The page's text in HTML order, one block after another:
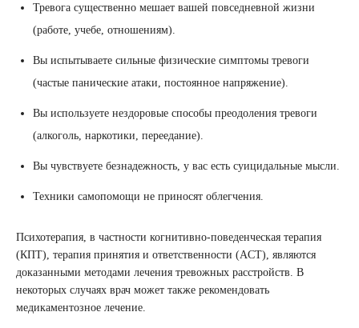
Тревога существенно мешает вашей повседневной жизни
(работе, учебе, отношениям).
Вы испытываете сильные физические симптомы тревоги
(частые панические атаки, постоянное напряжение).
Вы используете нездоровые способы преодоления тревоги
(алкоголь, наркотики, переедание).
Вы чувствуете безнадежность, у вас есть суицидальные мысли.
Техники самопомощи не приносят облегчения.
Психотерапия, в частности когнитивно-поведенческая терапия
(КПТ), терапия принятия и ответственности (ACT), являются
доказанными методами лечения тревожных расстройств. В
некоторых случаях врач может также рекомендовать
медикаментозное лечение.